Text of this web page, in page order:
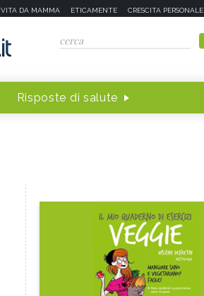
VITA DA MAMMA ETICAMENTE CRESCITA PERSONALE
Risposte di salute